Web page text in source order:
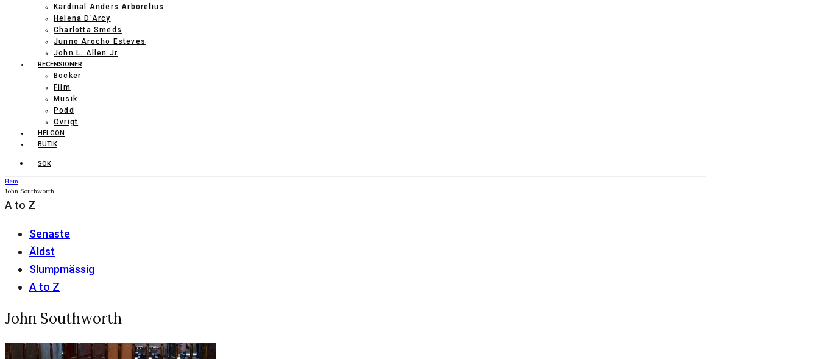
Kardinal Anders Arborelius
Helena D’Arcy
Charlotta Smeds
Junno Arocho Esteves
John L. Allen Jr
RECENSIONER
Böcker
Film
Musik
Podd
Övrigt
HELGON
BUTIK
SÖK
Hem
John Southworth
A to Z
Senaste
Äldst
Slumpmässig
A to Z
John Southworth